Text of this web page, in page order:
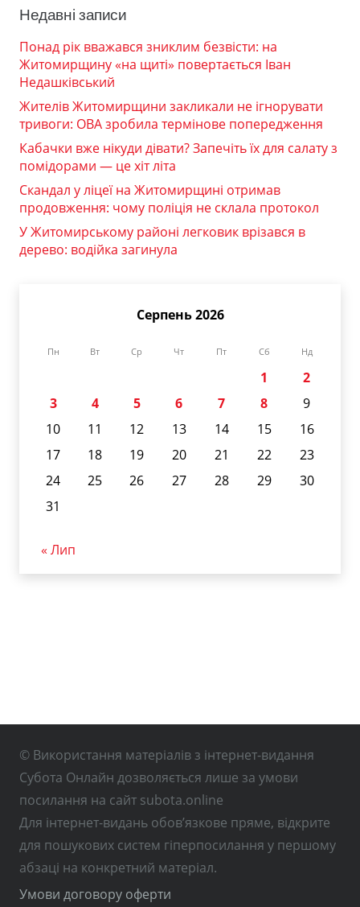
Недавні записи
Понад рік вважався зниклим безвісти: на
Житомирщину «на щиті» повертається Іван
Недашківський
Жителів Житомирщини закликали не ігнорувати
тривоги: ОВА зробила термінове попередження
Кабачки вже нікуди дівати? Запечіть їх для салату з
помідорами — це хіт літа
Скандал у ліцеї на Житомирщині отримав
продовження: чому поліція не склала протокол
У Житомирському районі легковик врізався в
дерево: водійка загинула
Серпень 2026
Пн Вт Ср Чт Пт Сб Нд
1
2
3
4 5 6 7 8
9
10
11 12 13 14 15
16
17
18 19 20 21 22
23
24
25 26 27 28 29
30
31
« Лип
© Використання матеріалів з інтернет-видання
Субота Онлайн дозволяється лише за умови
посилання на сайт subota.online
Для інтернет-видань обов’язкове пряме, відкрите
для пошукових систем гіперпосилання у першому
абзаці на конкретний матеріал.
Умови договору оферти